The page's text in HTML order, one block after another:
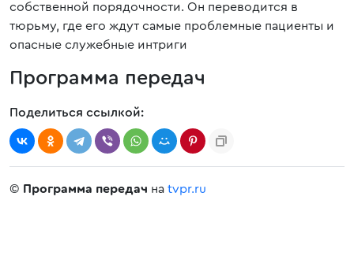
собственной порядочности. Он переводится в
тюрьму, где его ждут самые проблемные пациенты и
опасные служебные интриги
Программа передач
Поделиться ссылкой:
© Программа передач на tvpr.ru